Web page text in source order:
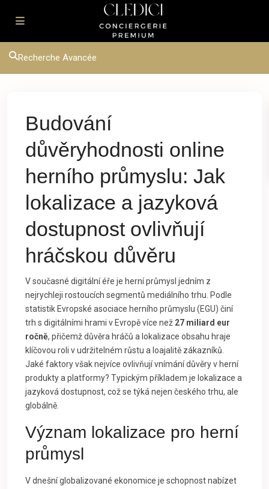
Recherche Avancée
Budování
důvěryhodnosti online
herního průmyslu: Jak
lokalizace a jazyková
dostupnost ovlivňují
hráčskou důvěru
V současné digitální éře je herní průmysl jedním z
nejrychleji rostoucích segmentů mediálního trhu. Podle
statistik Evropské asociace herního průmyslu (EGU) činí
trh s digitálními hrami v Evropě více než 27 miliard eur
ročně, přičemž důvěra hráčů a lokalizace obsahu hraje
klíčovou roli v udržitelném růstu a loajalitě zákazníků.
Jaké faktory však nejvíce ovlivňují vnímání důvěry v herní
produkty a platformy? Typickým příkladem je lokalizace a
jazyková dostupnost, což se týká nejen českého trhu, ale
globálně.
Význam lokalizace pro herní
průmysl
V dnešní globalizované ekonomice je schopnost nabízet